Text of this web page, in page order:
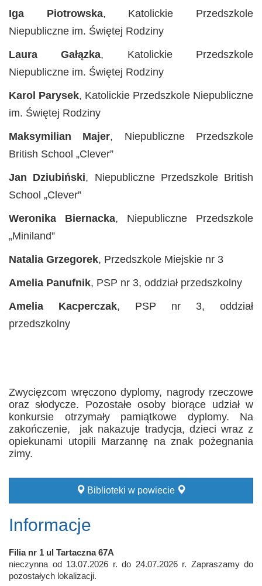
Iga Piotrowska, Katolickie Przedszkole
Niepubliczne im. Świętej Rodziny
Laura Gałązka, Katolickie Przedszkole
Niepubliczne im. Świętej Rodziny
Karol Parysek, Katolickie Przedszkole Niepubliczne
im. Świętej Rodziny
Maksymilian Majer, Niepubliczne Przedszkole
British School „Clever”
Jan Dziubiński, Niepubliczne Przedszkole British
School „Clever”
Weronika Biernacka, Niepubliczne Przedszkole
„Miniland”
Natalia Grzegorek, Przedszkole Miejskie nr 3
Amelia Panufnik, PSP nr 3, oddział przedszkolny
Amelia Kacperczak, PSP nr 3, oddział
przedszkolny
Zwycięzcom wręczono dyplomy, nagrody rzeczowe
oraz słodycze. Pozostałe osoby biorące udział w
konkursie otrzymały pamiątkowe dyplomy. Na
zakończenie, jak nakazuje tradycja, dzieci wraz z
opiekunami utopili Marzannę na znak pożegnania
zimy.
Biblioteki w powiecie
Informacje
Filia nr 1 ul Tartaczna 67A
nieczynna od 13.07.2026 r. do 24.07.2026 r. Zapraszamy do
pozostałych lokalizacji.